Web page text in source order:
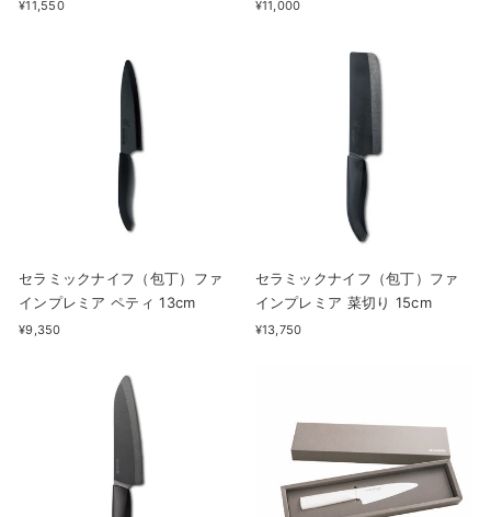
¥11,550 ¥11,000
セラミックナイフ（包丁）ファ
インプレミア ペティ 13cm
¥9,350
セラミックナイフ（包丁）ファ
インプレミア 菜切り 15cm
¥13,750